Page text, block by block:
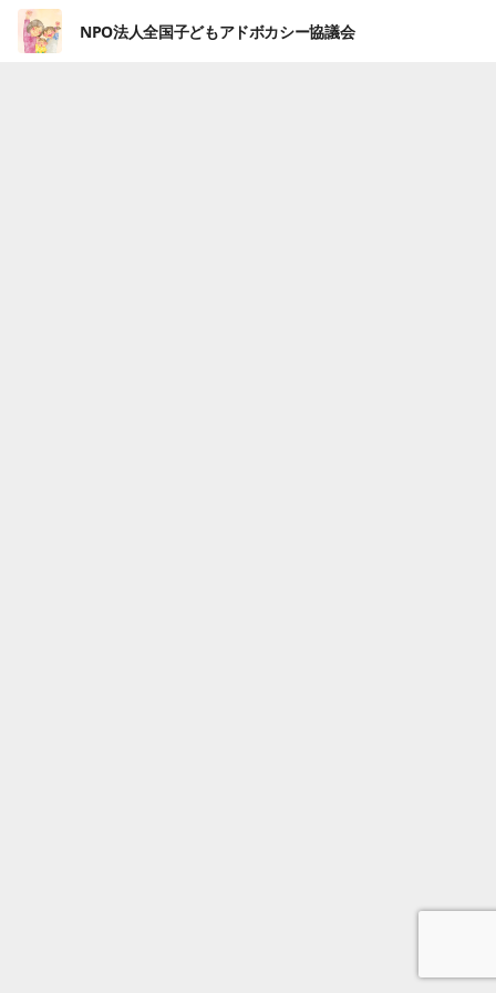
NPO法人全国子どもアドボカシー協議会